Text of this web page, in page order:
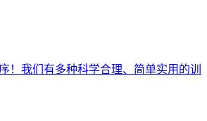
我们有多种科学合理、简单实用的训